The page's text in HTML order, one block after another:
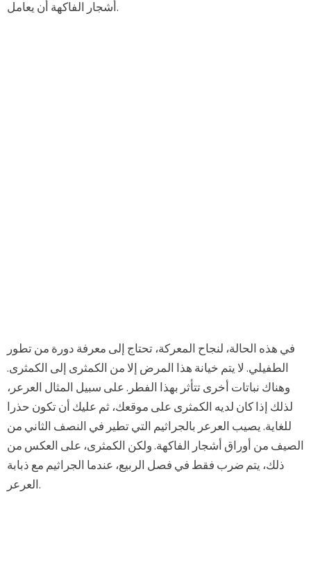
أشجار الفاكهة أن يعامل.
في هذه الحالة، لنجاح المعركة، تحتاج إلى معرفة دورة من تطور
الطفيلي. لا يتم خيانة هذا المرض إلا من الكمثرى إلى الكمثرى.
وهناك نباتات أخرى تتأثر بهذا الفطر. على سبيل المثال العرعر،
لذلك إذا كان لديه الكمثرى على موقعك، ثم عليك أن تكون حذرا
للغاية. يصيب العرعر بالجراثيم التي تطير في النصف الثاني من
الصيف من أوراق أشجار الفاكهة. ولكن الكمثرى، على العكس من
ذلك، يتم ضرب فقط في فصل الربيع، عندما الجراثيم مع ذبابة
العرعر.